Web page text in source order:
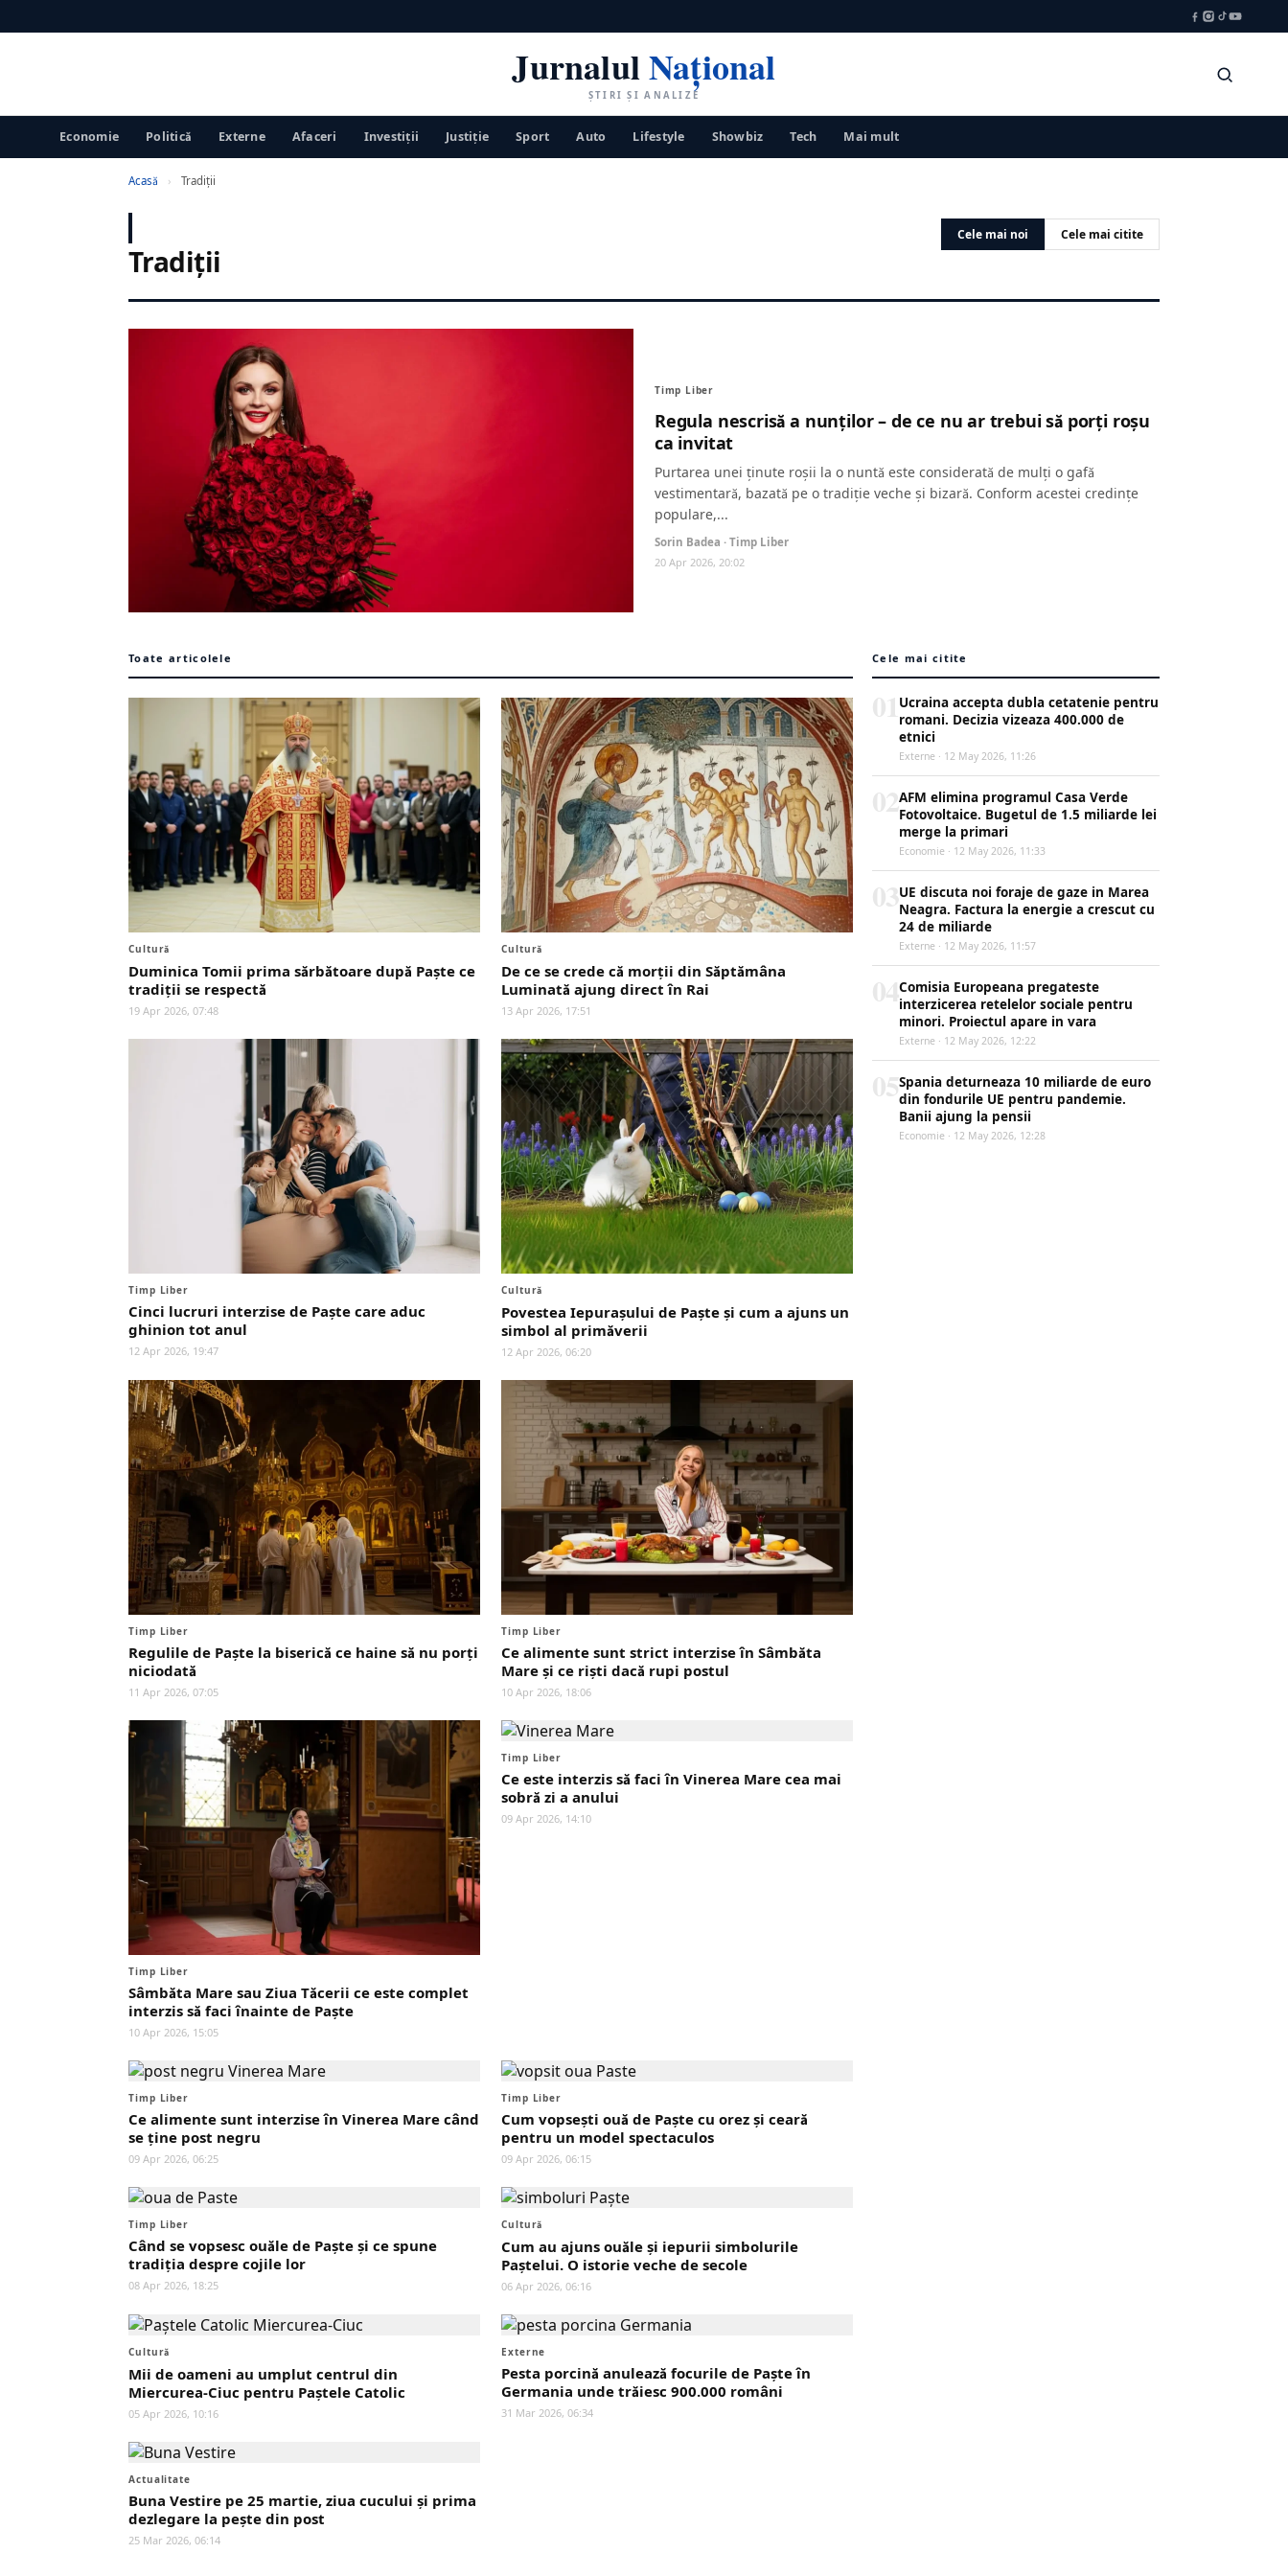
JurnalulNațional
ȘTIRI ȘI ANALIZE
Economie Politică Externe Afaceri Investiții Justiţie Sport Auto Lifestyle Showbiz Tech Mai mult
Acasă › Tradiţii
Tradiţii
Cele mai noi Cele mai citite
Timp Liber
Regula nescrisă a nunților – de ce nu ar trebui să porți roșu
ca invitat
Purtarea unei ținute roșii la o nuntă este considerată de mulți o gafă
vestimentară, bazată pe o tradiție veche și bizară. Conform acestei credințe
populare,...
Sorin Badea · Timp Liber
20 Apr 2026, 20:02
Toate articolele
Cultură
Duminica Tomii prima sărbătoare după Paște ce
tradiții se respectă
19 Apr 2026, 07:48
Cultură
De ce se crede că morții din Săptămâna
Luminată ajung direct în Rai
13 Apr 2026, 17:51
Timp Liber
Cinci lucruri interzise de Paște care aduc
ghinion tot anul
12 Apr 2026, 19:47
Cultură
Povestea Iepurașului de Paște și cum a ajuns un
simbol al primăverii
12 Apr 2026, 06:20
Timp Liber
Regulile de Paște la biserică ce haine să nu porți
niciodată
11 Apr 2026, 07:05
Timp Liber
Ce alimente sunt strict interzise în Sâmbăta
Mare și ce riști dacă rupi postul
10 Apr 2026, 18:06
Timp Liber
Sâmbăta Mare sau Ziua Tăcerii ce este complet
interzis să faci înainte de Paște
10 Apr 2026, 15:05
Timp Liber
Ce este interzis să faci în Vinerea Mare cea mai
sobră zi a anului
09 Apr 2026, 14:10
Timp Liber
Ce alimente sunt interzise în Vinerea Mare când
se ține post negru
09 Apr 2026, 06:25
Timp Liber
Cum vopsești ouă de Paște cu orez și ceară
pentru un model spectaculos
09 Apr 2026, 06:15
Timp Liber
Când se vopsesc ouăle de Paște și ce spune
tradiția despre cojile lor
08 Apr 2026, 18:25
Cultură
Cum au ajuns ouăle și iepurii simbolurile
Paștelui. O istorie veche de secole
06 Apr 2026, 06:16
Cultură
Mii de oameni au umplut centrul din
Miercurea-Ciuc pentru Paștele Catolic
05 Apr 2026, 10:16
Externe
Pesta porcină anulează focurile de Paște în
Germania unde trăiesc 900.000 români
31 Mar 2026, 06:34
Actualitate
Buna Vestire pe 25 martie, ziua cucului şi prima
dezlegare la peşte din post
25 Mar 2026, 06:14
Cele mai citite
Ucraina accepta dubla cetatenie pentru
romani. Decizia vizeaza 400.000 de
etnici
Externe · 12 May 2026, 11:26
AFM elimina programul Casa Verde
Fotovoltaice. Bugetul de 1.5 miliarde lei
merge la primari
Economie · 12 May 2026, 11:33
UE discuta noi foraje de gaze in Marea
Neagra. Factura la energie a crescut cu
24 de miliarde
Externe · 12 May 2026, 11:57
Comisia Europeana pregateste
interzicerea retelelor sociale pentru
minori. Proiectul apare in vara
Externe · 12 May 2026, 12:22
Spania deturneaza 10 miliarde de euro
din fondurile UE pentru pandemie.
Banii ajung la pensii
Economie · 12 May 2026, 12:28